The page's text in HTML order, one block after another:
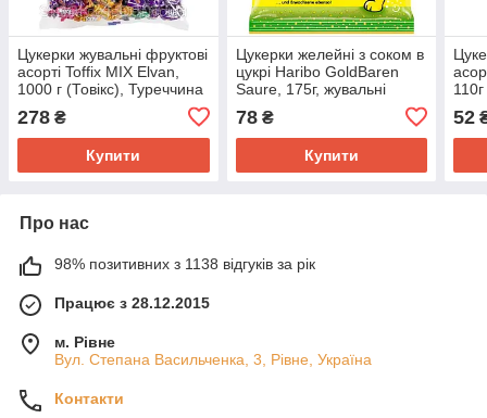
Цукерки жувальні фруктові
асорті Toffix MIX Elvan,
1000 г (Товікс), Туреччина
278 ₴
Купити
Цукерки желейні з соком в
цукрі Haribo GoldBaren
Saure, 175г, жувальні
ведмедики
78₴
Купити
52
Про нас
98% позитивних з 1138 відгуків за рік
Працює з 28.12.2015
м. Рівне
Вул. Степана Васильченка, 3, Рівне, Україна
Контакти